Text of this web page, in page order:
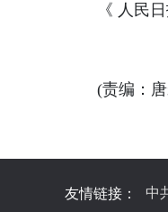
《 人民日报
(责编：唐
友情链接： 中